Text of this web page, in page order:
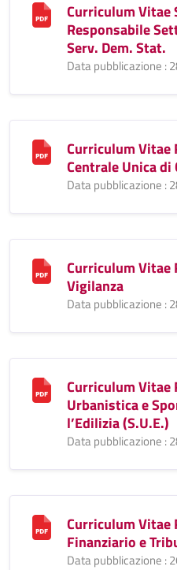
Curriculum Vitae
Responsabile
Serv. Dem. Stat.
Data pubblicazione :
Curriculum Vitae
Centrale Unica
Data pubblicazione :
Curriculum Vitae
Vigilanza
Data pubblicazione :
Curriculum Vitae
Urbanistica e
l’Edilizia (S.U.E.)
Data pubblicazione :
Curriculum Vitae
Finanziario e
Data pubblicazione :